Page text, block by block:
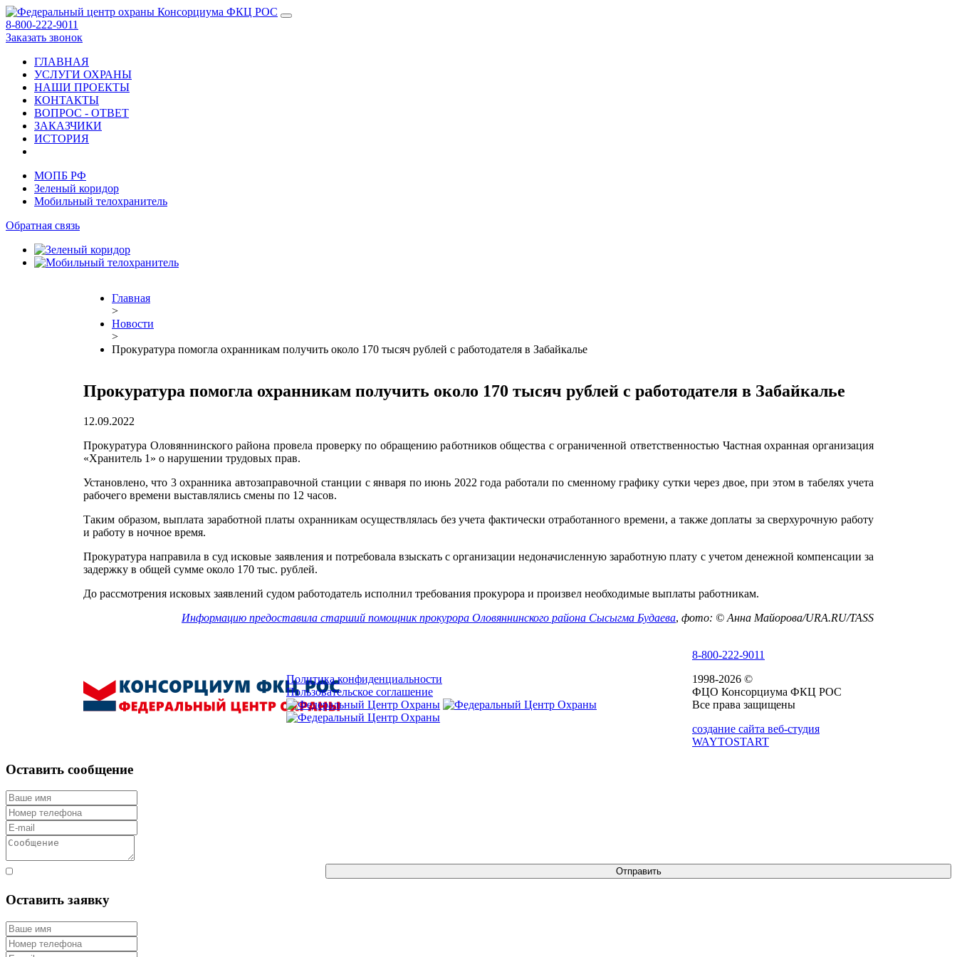
8-800-222-9011
Заказать звонок
ГЛАВНАЯ
УСЛУГИ ОХРАНЫ
НАШИ ПРОЕКТЫ
КОНТАКТЫ
ВОПРОС - ОТВЕТ
ЗАКАЗЧИКИ
ИСТОРИЯ
МОПБ РФ
Зеленый коридор
Мобильный телохранитель
Обратная связь
Главная
>
Новости
>
Прокуратура помогла охранникам получить около 170 тысяч рублей с работодателя в Забайкалье
Прокуратура помогла охранникам получить около 170 тысяч рублей с работодателя в Забайкалье
12.09.2022
Прокуратура Оловяннинского района провела проверку по обращению работников общества с ограниченной ответственностью Частная охранная организация
«Хранитель 1» о нарушении трудовых прав.
Установлено, что 3 охранника автозаправочной станции с января по июнь 2022 года работали по сменному графику сутки через двое, при этом в табелях учета
рабочего времени выставлялись смены по 12 часов.
Таким образом, выплата заработной платы охранникам осуществлялась без учета фактически отработанного времени, а также доплаты за сверхурочную работу
и работу в ночное время.
Прокуратура направила в суд исковые заявления и потребовала взыскать с организации недоначисленную заработную плату с учетом денежной компенсации за
задержку в общей сумме около 170 тыс. рублей.
До рассмотрения исковых заявлений судом работодатель исполнил требования прокурора и произвел необходимые выплаты работникам.
Информацию предоставила старший помощник прокурора Оловяннинского района Сысыгма Будаева, фото: © Анна Майорова/URA.RU/TASS
Политика конфиденциальности
Пользовательское соглашение
8-800-222-9011
1998-2026 ©
ФЦО Консорциума ФКЦ РОС
Все права защищены
создание сайта веб-студия
WAYTOSTART
Оставить сообщение
Отправить
Оставить заявку